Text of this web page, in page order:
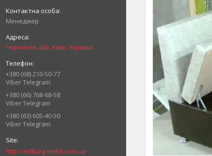
Менеджер
Черчилля, 42е, Київ, Україна
+380 (68) 210-50-77
Viber Telegram
+380 (66) 768-68-58
Viber Telegram
+380 (63) 605-40-50
Viber Telegram
http://edburg-mebli.com.ua